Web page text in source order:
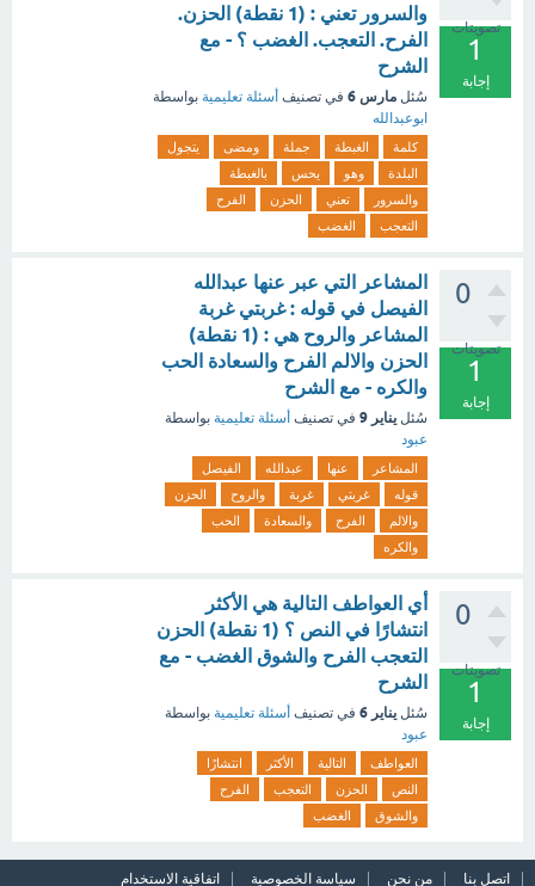
تصويتات
1
إجابة
والسرور تعني : (1 نقطة) الحزن.
الفرح. التعجب. الغضب ؟ - مع
الشرح
سُئل مارس 6 في تصنيف أسئلة تعليمية بواسطة
ابوعبدالله
كلمة الغبطة جملة ومضى
يتجول
البلدة
وهو يحس
بالغبطة
والسرور
تعني الحزن
الفرح
التعجب
الغضب
0
تصويتات
1
إجابة
المشاعر التي عبر عنها عبدالله
الفيصل في قوله : غربتي غربة
المشاعر والروح هي : (1 نقطة)
الحزن والالم الفرح والسعادة الحب
والكره - مع الشرح
سُئل يناير 9 في تصنيف أسئلة تعليمية بواسطة
عبود
المشاعر عنها عبدالله
الفيصل
قوله
غربتي غربة والروح
الحزن
والالم
الفرح والسعادة
الحب
والكره
0
تصويتات
1
إجابة
أي العواطف التالية هي الأكثر
انتشارًا في النص ؟ (1 نقطة) الحزن
التعجب الفرح والشوق الغضب - مع
الشرح
سُئل يناير 6 في تصنيف أسئلة تعليمية بواسطة
عبود
العواطف التالية الأكثر
انتشارًا
النص
الحزن التعجب
الفرح
والشوق
الغضب
اتصل بنا من نحن سياسة الخصوصية اتفاقية الاستخدام